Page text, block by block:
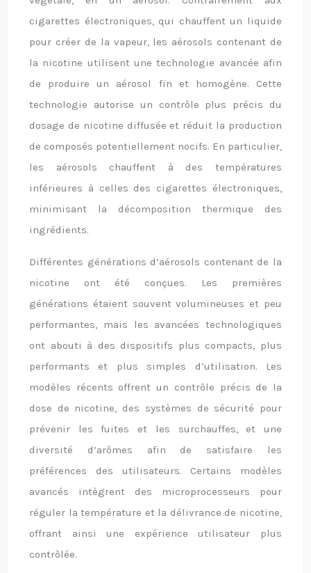
cigarettes électroniques, qui chauffent un liquide
pour créer de la vapeur, les aérosols contenant de
la nicotine utilisent une technologie avancée afin
de produire un aérosol fin et homogène. Cette
technologie autorise un contrôle plus précis du
dosage de nicotine diffusée et réduit la production
de composés potentiellement nocifs. En particulier,
les aérosols chauffent à des températures
inférieures à celles des cigarettes électroniques,
minimisant la décomposition thermique des
ingrédients.
Différentes générations d’aérosols contenant de la
nicotine ont été conçues. Les premières
générations étaient souvent volumineuses et peu
performantes, mais les avancées technologiques
ont abouti à des dispositifs plus compacts, plus
performants et plus simples d’utilisation. Les
modèles récents offrent un contrôle précis de la
dose de nicotine, des systèmes de sécurité pour
prévenir les fuites et les surchauffes, et une
diversité d’arômes afin de satisfaire les
préférences des utilisateurs. Certains modèles
avancés intègrent des microprocesseurs pour
réguler la température et la délivrance de nicotine,
offrant ainsi une expérience utilisateur plus
contrôlée.